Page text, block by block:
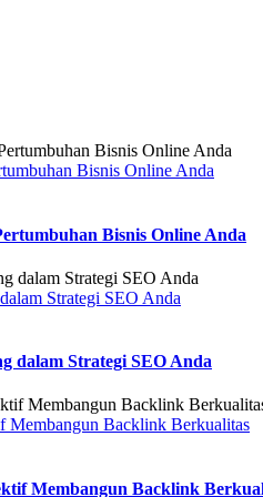
Bisnis Online Anda
Bisnis Online Anda
Strategi SEO Anda
dalam Strategi SEO Anda
Membangun Backlink Berkualitas
Membangun Backlink